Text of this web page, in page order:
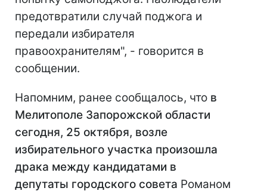
предотвратили случай поджога и
передали избирателя
правоохранителям", - говорится в
сообщении.
Напомним, ранее сообщалось, что в
Мелитополе Запорожской области
сегодня, 25 октября, возле
избирательного участка произошла
драка между кандидатами в
депутаты городского совета Романом